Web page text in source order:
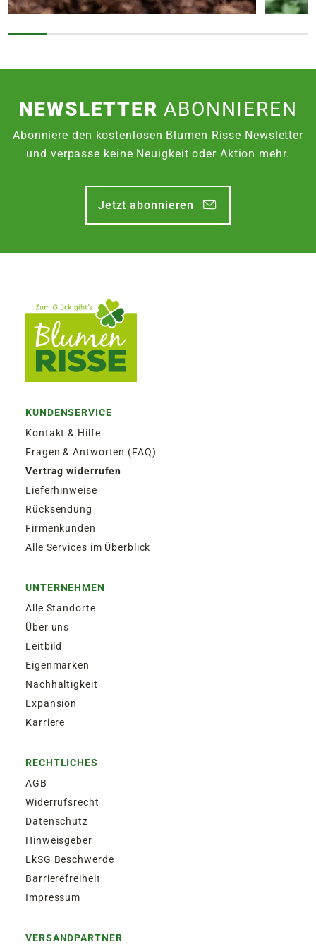
NEWSLETTER ABONNIEREN
Abonniere den kostenlosen Blumen Risse Newsletter
und verpasse keine Neuigkeit oder Aktion mehr.
Jetzt abonnieren
KUNDENSERVICE
Kontakt & Hilfe
Fragen & Antworten (FAQ)
Vertrag widerrufen
Lieferhinweise
Rücksendung
Firmenkunden
Alle Services im Überblick
UNTERNEHMEN
Alle Standorte
Über uns
Leitbild
Eigenmarken
Nachhaltigkeit
Expansion
Karriere
RECHTLICHES
AGB
Widerrufsrecht
Datenschutz
Hinweisgeber
LkSG Beschwerde
Barrierefreiheit
Impressum
VERSANDPARTNER